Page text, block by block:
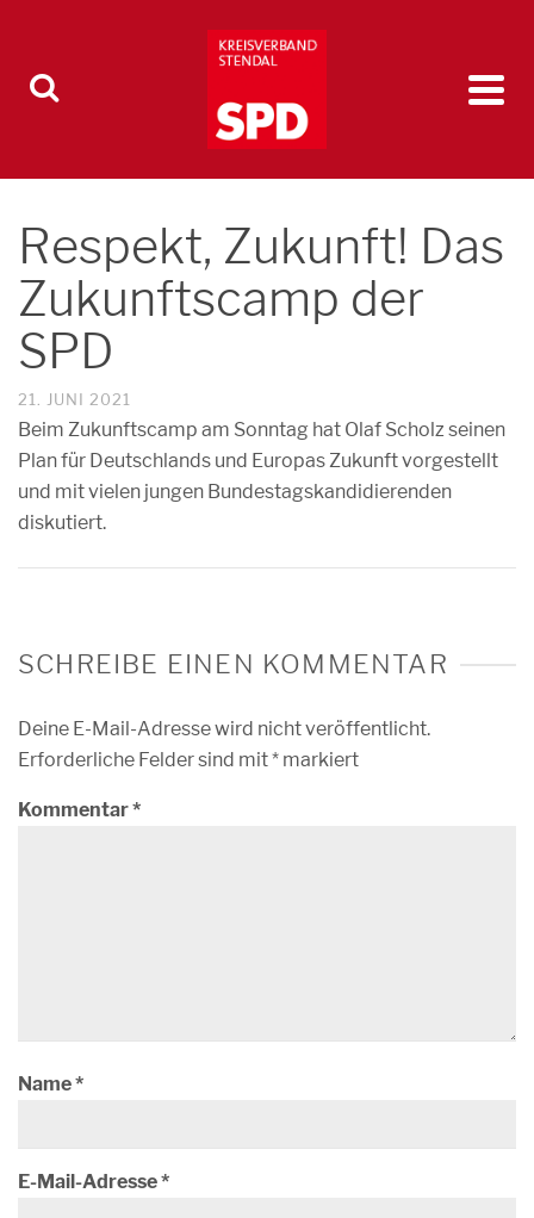
Respekt, Zukunft! Das
Zukunftscamp der
SPD
21. JUNI 2021
Beim Zukunftscamp am Sonntag hat Olaf Scholz seinen
Plan für Deutschlands und Europas Zukunft vorgestellt
und mit vielen jungen Bundestagskandidierenden
diskutiert.
SCHREIBE EINEN KOMMENTAR
Deine E-Mail-Adresse wird nicht veröffentlicht.
Erforderliche Felder sind mit* markiert
Kommentar*
Name*
E-Mail-Adresse*